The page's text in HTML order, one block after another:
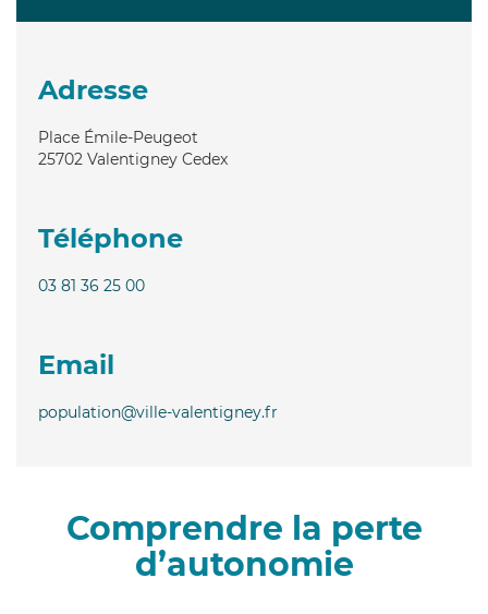
Adresse
Place Émile-Peugeot
25702 Valentigney Cedex
Téléphone
03 81 36 25 00
Email
population@ville-valentigney.fr
Comprendre la perte
d’autonomie